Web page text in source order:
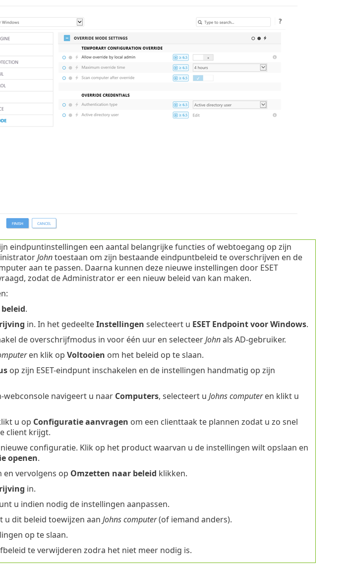
eindpuntinstellingen een aantal belangrijke functies of webtoegang op zijn
Johntoestaan om zijn bestaande eindpuntbeleid te overschrijven en de
aan te passen. Daarna kunnen deze nieuwe instellingen door ESET
zodat de Administrator er een nieuw beleid van kan maken.
.
in. In het gedeelteInstellingen selecteert u ESET Endpoint voor Windows.
de overschrijfmodus in voor één uur en selecteerJohnals AD-gebruiker.
en klik op Voltooien om het beleid op te slaan.
op zijn ESET-eindpunt inschakelen en de instellingen handmatig op zijn
webconsole navigeert u naar Computers, selecteert u Johns computeren klikt u
u op Configuratie aanvragen om een clienttaak te plannen zodat u zo snel
client krijgt.
configuratie. Klik op het product waarvan u de instellingen wilt opslaan en
openen.
en vervolgens op Omzetten naar beleid klikken.
in.
u indien nodig de instellingen aanpassen.
u dit beleid toewijzen aan Johns computer(of iemand anders).
op te slaan.
te verwijderen zodra het niet meer nodig is.